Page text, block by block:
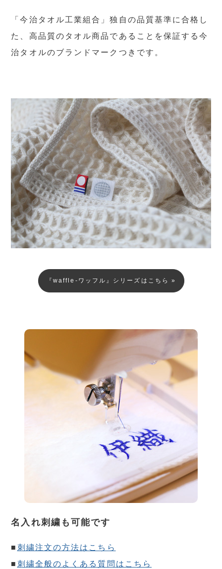
「今治タオル工業組合」独自の品質基準に合格し
た、高品質のタオル商品であることを保証する今
治タオルのブランドマークつきです。
『waffle-ワッフル』シリーズはこちら »
名入れ刺繍も可能です
■ 刺繍注文の方法はこちら
■ 刺繍全般のよくある質問はこちら